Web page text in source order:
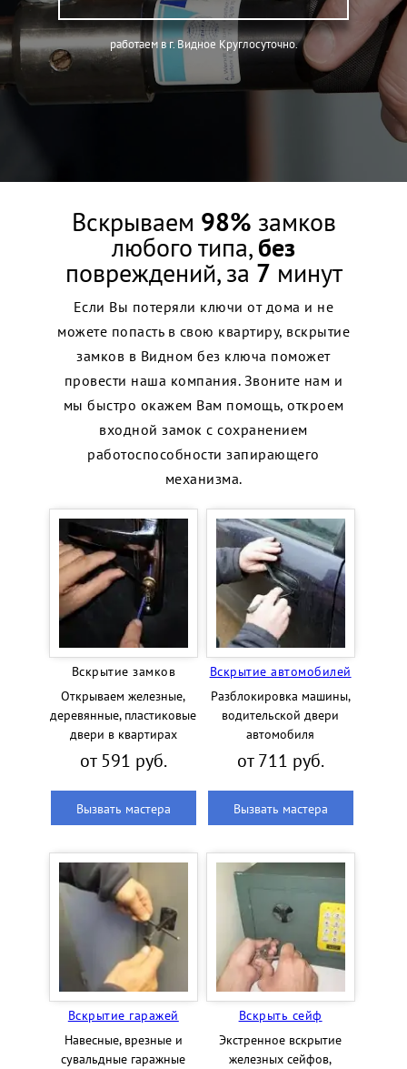
работаем в г. Видное Круглосуточно.
Вскрываем 98% замков
любого типа,без
повреждений, за 7 минут
Если Вы потеряли ключи от дома и не
можете попасть в свою квартиру, вскрытие
замков в Видном без ключа поможет
провести наша компания. Звоните нам и
мы быстро окажем Вам помощь, откроем
входной замок с сохранением
работоспособности запирающего
механизма.
Вскрытие замков
Открываем железные,
деревянные, пластиковые
двери в квартирах
от 591 руб.
Вызвать мастера
Вскрытие автомобилей
Разблокировка машины,
водительской двери
автомобиля
от 711 руб.
Вызвать мастера
Вскрытие гаражей
Навесные, врезные и
сувальдные гаражные
Вскрыть сейф
Экстренное вскрытие
железных сейфов,